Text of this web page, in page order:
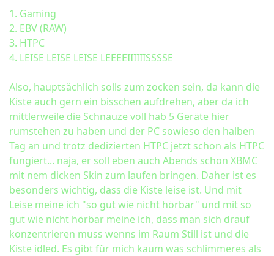
1. Gaming
2. EBV (RAW)
3. HTPC
4. LEISE LEISE LEISE LEEEEIIIIIISSSSE
Also, hauptsächlich solls zum zocken sein, da kann die
Kiste auch gern ein bisschen aufdrehen, aber da ich
mittlerweile die Schnauze voll hab 5 Geräte hier
rumstehen zu haben und der PC sowieso den halben
Tag an und trotz dedizierten HTPC jetzt schon als HTPC
fungiert... naja, er soll eben auch Abends schön XBMC
mit nem dicken Skin zum laufen bringen. Daher ist es
besonders wichtig, dass die Kiste leise ist. Und mit
Leise meine ich "so gut wie nicht hörbar" und mit so
gut wie nicht hörbar meine ich, dass man sich drauf
konzentrieren muss wenns im Raum Still ist und die
Kiste idled. Es gibt für mich kaum was schlimmeres als